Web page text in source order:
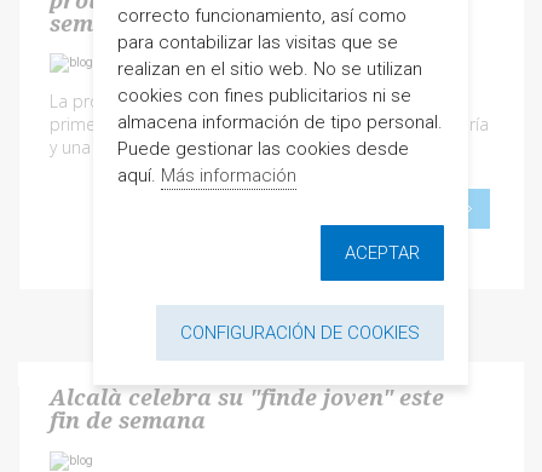
semana de diciembre
La programación especial de navidad empezará el
primer sábado de diciembre con un taller de repostería
y una noche dedicada al humor
Alcalà celebra su "finde joven" este
fin de semana
correcto funcionamiento, así como
para contabilizar las visitas que se
realizan en el sitio web. No se utilizan
cookies con fines publicitarios ni se
almacena información de tipo personal.
Puede gestionar las cookies desde
aquí. Más información
ACEPTAR
CONFIGURACIÓN DE COOKIES